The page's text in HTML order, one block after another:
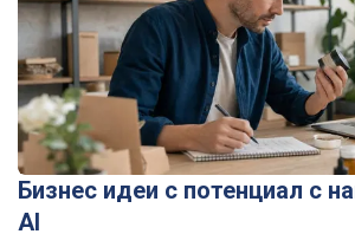
Бизнес идеи с потенциал с
AI